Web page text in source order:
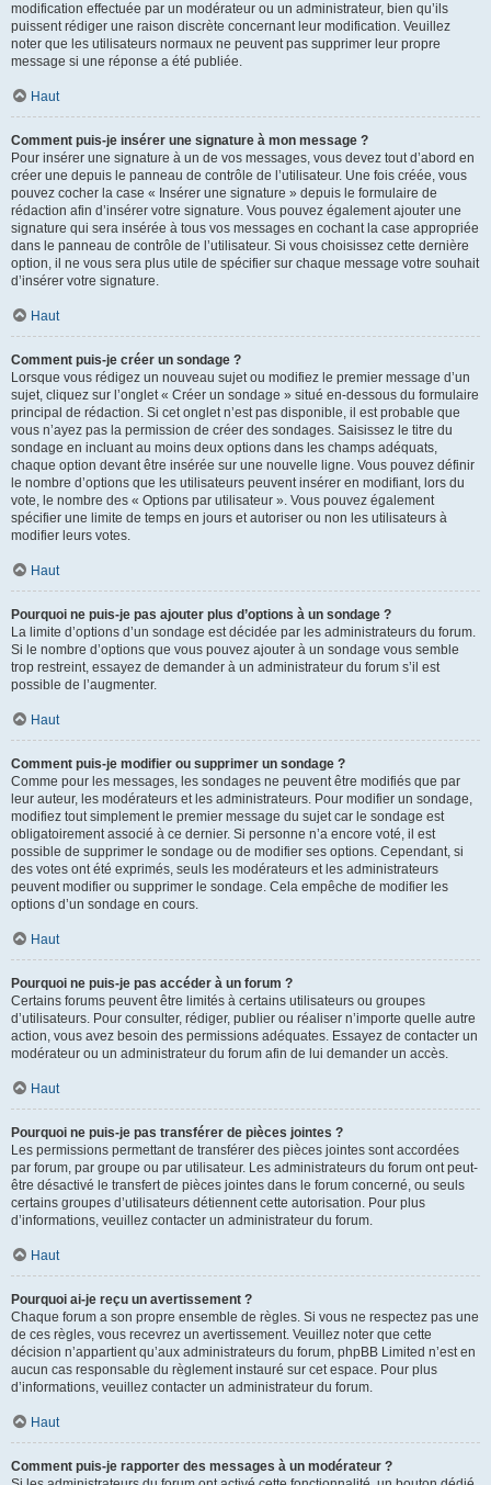
modification effectuée par un modérateur ou un administrateur, bien qu’ils
puissent rédiger une raison discrète concernant leur modification. Veuillez
noter que les utilisateurs normaux ne peuvent pas supprimer leur propre
message si une réponse a été publiée.
Haut
Comment puis-je insérer une signature à mon message ?
Pour insérer une signature à un de vos messages, vous devez tout d’abord en
créer une depuis le panneau de contrôle de l’utilisateur. Une fois créée, vous
pouvez cocher la case « Insérer une signature » depuis le formulaire de
rédaction afin d’insérer votre signature. Vous pouvez également ajouter une
signature qui sera insérée à tous vos messages en cochant la case appropriée
dans le panneau de contrôle de l’utilisateur. Si vous choisissez cette dernière
option, il ne vous sera plus utile de spécifier sur chaque message votre souhait
d’insérer votre signature.
Haut
Comment puis-je créer un sondage ?
Lorsque vous rédigez un nouveau sujet ou modifiez le premier message d’un
sujet, cliquez sur l’onglet « Créer un sondage » situé en-dessous du formulaire
principal de rédaction. Si cet onglet n’est pas disponible, il est probable que
vous n’ayez pas la permission de créer des sondages. Saisissez le titre du
sondage en incluant au moins deux options dans les champs adéquats,
chaque option devant être insérée sur une nouvelle ligne. Vous pouvez définir
le nombre d’options que les utilisateurs peuvent insérer en modifiant, lors du
vote, le nombre des « Options par utilisateur ». Vous pouvez également
spécifier une limite de temps en jours et autoriser ou non les utilisateurs à
modifier leurs votes.
Haut
Pourquoi ne puis-je pas ajouter plus d’options à un sondage ?
La limite d’options d’un sondage est décidée par les administrateurs du forum.
Si le nombre d’options que vous pouvez ajouter à un sondage vous semble
trop restreint, essayez de demander à un administrateur du forum s’il est
possible de l’augmenter.
Haut
Comment puis-je modifier ou supprimer un sondage ?
Comme pour les messages, les sondages ne peuvent être modifiés que par
leur auteur, les modérateurs et les administrateurs. Pour modifier un sondage,
modifiez tout simplement le premier message du sujet car le sondage est
obligatoirement associé à ce dernier. Si personne n’a encore voté, il est
possible de supprimer le sondage ou de modifier ses options. Cependant, si
des votes ont été exprimés, seuls les modérateurs et les administrateurs
peuvent modifier ou supprimer le sondage. Cela empêche de modifier les
options d’un sondage en cours.
Haut
Pourquoi ne puis-je pas accéder à un forum ?
Certains forums peuvent être limités à certains utilisateurs ou groupes
d’utilisateurs. Pour consulter, rédiger, publier ou réaliser n’importe quelle autre
action, vous avez besoin des permissions adéquates. Essayez de contacter un
modérateur ou un administrateur du forum afin de lui demander un accès.
Haut
Pourquoi ne puis-je pas transférer de pièces jointes ?
Les permissions permettant de transférer des pièces jointes sont accordées
par forum, par groupe ou par utilisateur. Les administrateurs du forum ont peut-
être désactivé le transfert de pièces jointes dans le forum concerné, ou seuls
certains groupes d’utilisateurs détiennent cette autorisation. Pour plus
d’informations, veuillez contacter un administrateur du forum.
Haut
Pourquoi ai-je reçu un avertissement ?
Chaque forum a son propre ensemble de règles. Si vous ne respectez pas une
de ces règles, vous recevrez un avertissement. Veuillez noter que cette
décision n’appartient qu’aux administrateurs du forum, phpBB Limited n’est en
aucun cas responsable du règlement instauré sur cet espace. Pour plus
d’informations, veuillez contacter un administrateur du forum.
Haut
Comment puis-je rapporter des messages à un modérateur ?